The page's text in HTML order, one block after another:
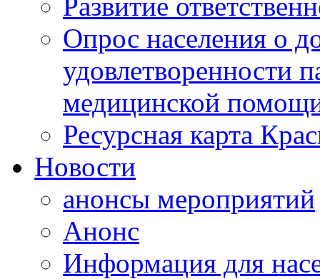
Опрос населения о
удовлетворенности
медицинской
Ресурсная карта
Новости
анонсы мероприятий
Анонс
Информация для